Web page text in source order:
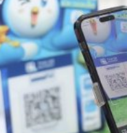
ม มิ.ย. นี้
ยีสแกนใบหน้ามาใช้เพื่อ
เงิน หรือปรับเพิ่มวงเงิน
และเป๋าตัง